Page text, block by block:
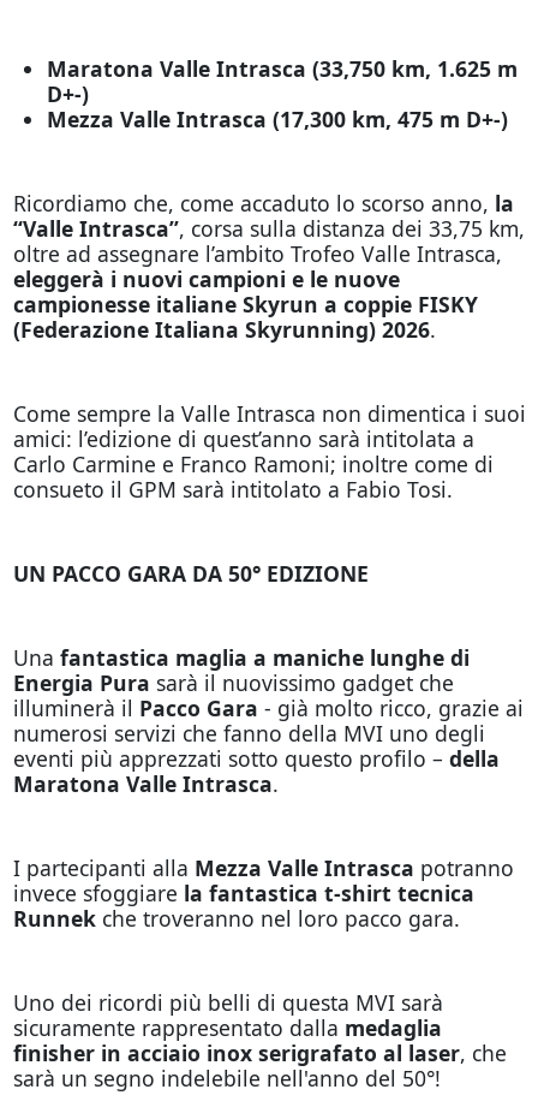
Maratona Valle Intrasca (33,750 km, 1.625 m
D+-)
Mezza Valle Intrasca (17,300 km, 475 m D+-)
Ricordiamo che, come accaduto lo scorso anno, la
“Valle Intrasca”, corsa sulla distanza dei 33,75 km,
oltre ad assegnare l’ambito Trofeo Valle Intrasca,
eleggerà i nuovi campioni e le nuove
campionesse italiane Skyrun a coppie FISKY
(Federazione Italiana Skyrunning) 2026.
Come sempre la Valle Intrasca non dimentica i suoi
amici: l’edizione di quest’anno sarà intitolata a
Carlo Carmine e Franco Ramoni; inoltre come di
consueto il GPM sarà intitolato a Fabio Tosi.
UN PACCO GARA DA 50° EDIZIONE
Una fantastica maglia a maniche lunghe di
Energia Pura sarà il nuovissimo gadget che
illuminerà il Pacco Gara - già molto ricco, grazie ai
numerosi servizi che fanno della MVI uno degli
eventi più apprezzati sotto questo profilo – della
Maratona Valle Intrasca.
I partecipanti alla Mezza Valle Intrasca potranno
invece sfoggiare la fantastica t-shirt tecnica
Runnekche troveranno nel loro pacco gara.
Uno dei ricordi più belli di questa MVI sarà
sicuramente rappresentato dalla medaglia
finisher in acciaio inox serigrafato al laser, che
sarà un segno indelebile nell'anno del 50°!